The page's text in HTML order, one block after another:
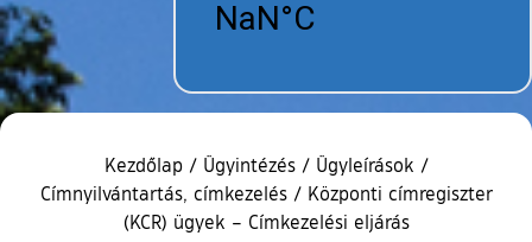
Kezdőlap / Ügyintézés / Ügyleírások /
Címnyilvántartás, címkezelés / Központi címregiszter
(KCR) ügyek – Címkezelési eljárás